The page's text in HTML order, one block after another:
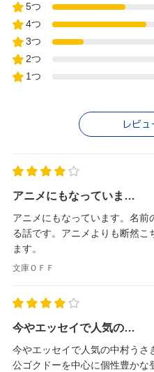
5つ
4つ
3つ
2つ
1つ
レビ
アニメにもなっていま…
アニメにもなっています。名
る話です。アニメよりも断然
ます。
文庫ＯＦＦ
今やエッセイで人気の…
今やエッセイで人気の中村うさ
公ゴクドーを中心に個性豊かな